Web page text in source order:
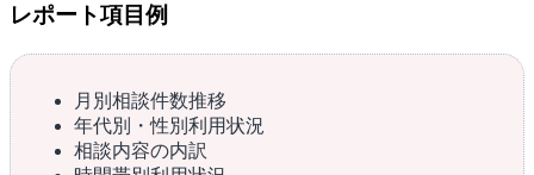
レポート項目例
月別相談件数推移
年代別・性別利用状況
相談内容の内訳